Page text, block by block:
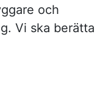
och
Vi ska berätta